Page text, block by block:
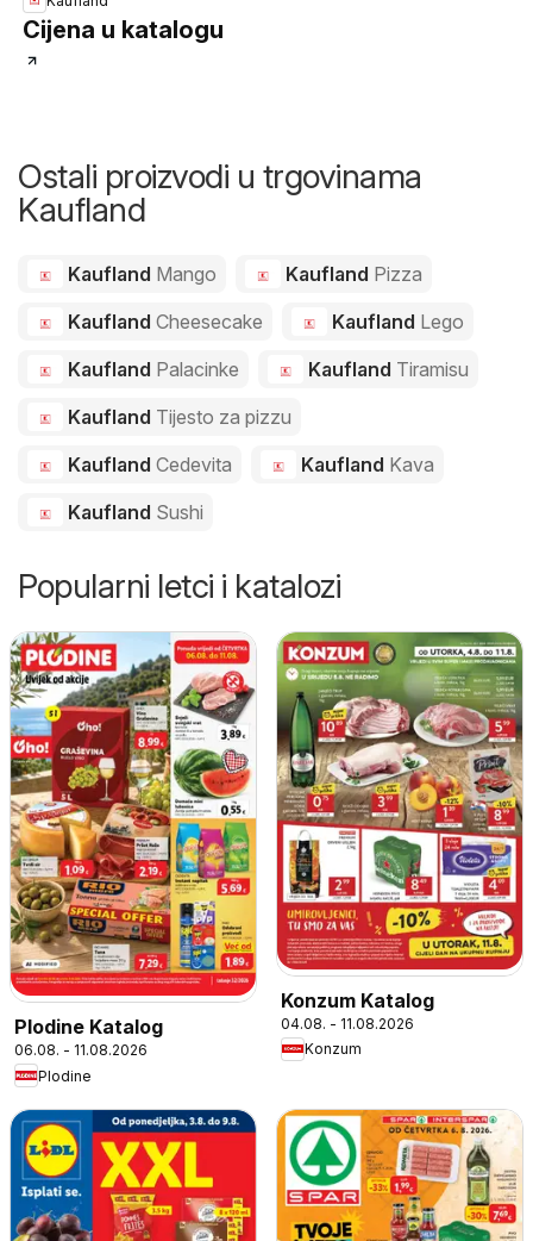
Cijena u katalogu
Ostali proizvodi u trgovinama
Kaufland
Kaufland Mango Kaufland Pizza
Kaufland Cheesecake Kaufland Lego
Kaufland Palacinke Kaufland Tiramisu
Kaufland Tijesto za pizzu
Kaufland Cedevita Kaufland Kava
Kaufland Sushi
Popularni letci i katalozi
Plodine Katalog
06.08. - 11.08.2026
Plodine
Konzum Katalog
04.08. - 11.08.2026
Konzum